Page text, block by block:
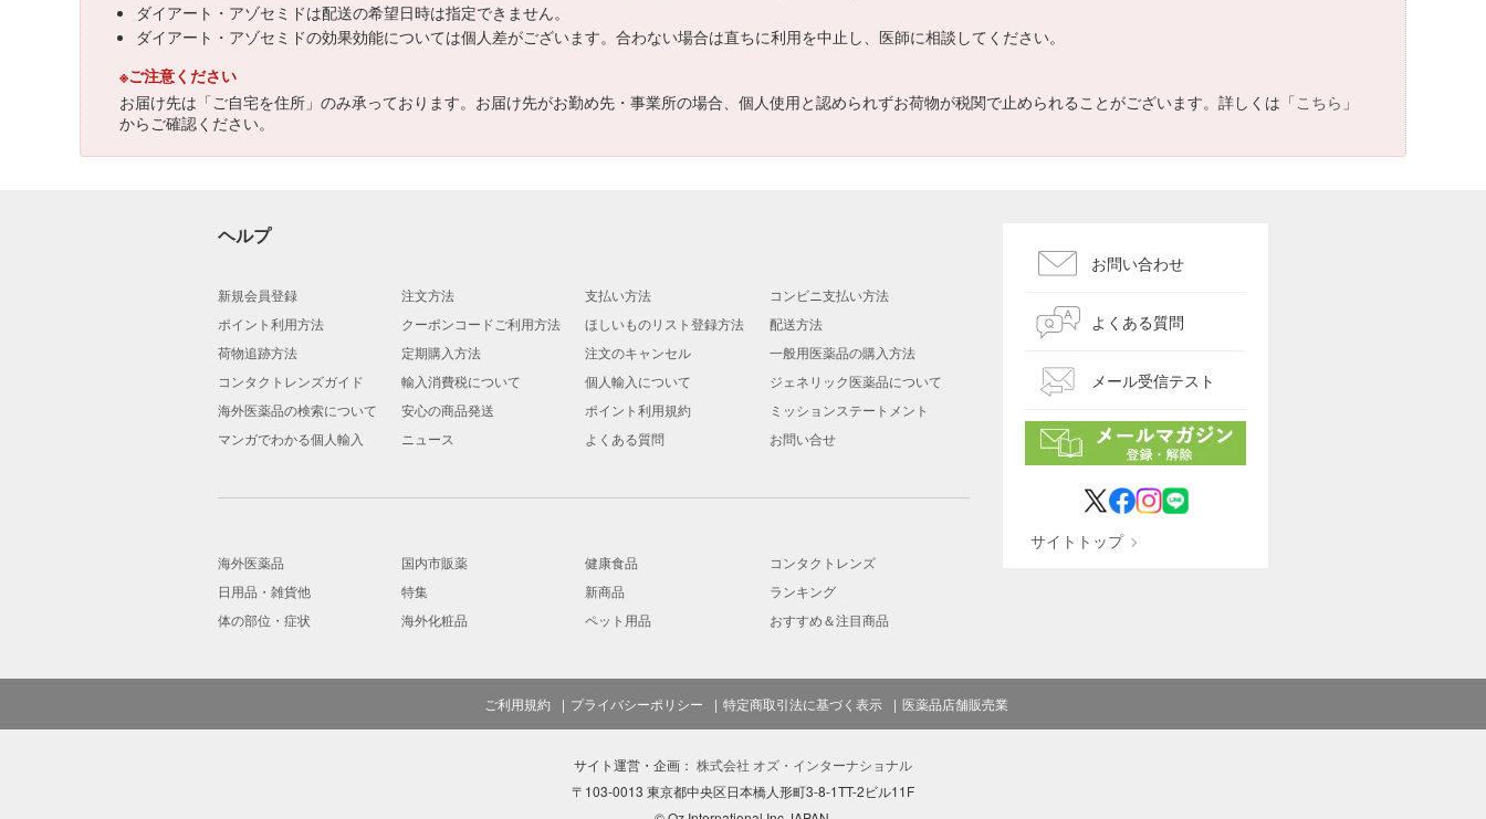
ダイアート・アゾセミドは配送の希望日時は指定できません。
ダイアート・アゾセミドの効果効能については個人差がございます。合わない場合は直ちに利用を中止し、医師に相談してください。
※ご注意ください
お届け先は「ご自宅を住所」のみ承っております。お届け先がお勤め先・事業所の場合、個人使用と認められずお荷物が税関で止められることがございます。詳しくは「こちら 」
からご確認ください。
ヘルプ
新規会員登録 注文方法 支払い方法
コンビニ支払い方法
ポイント利用方法
クーポンコードご利用方法 ほしいものリスト登録方法
配送方法
荷物追跡方法
定期購入方法 注文のキャンセル
一般用医薬品の購入方法
コンタクトレンズガイド
輸入消費税について 個人輸入について
ジェネリック医薬品について
海外医薬品の検索について
安心の商品発送 ポイント利用規約
ミッションステートメント
マンガでわかる個人輸入
ニュース よくある質問 お問い合せ
海外医薬品 国内市販薬 健康食品
コンタクトレンズ
日用品・雑貨他
特集 新商品
ランキング
体の部位・症状
海外化粧品 ペット用品 おすすめ＆注目商品
お問い合わせ
よくある質問
メール受信テスト
サイトトップ
ご利用規約 プライバシーポリシー 特定商取引法に基づく表示 医薬品店舗販売業
サイト運営・企画： 株式会社 オズ・インターナショナル
〒103-0013 東京都中央区日本橋人形町3-8-1TT-2ビル11F